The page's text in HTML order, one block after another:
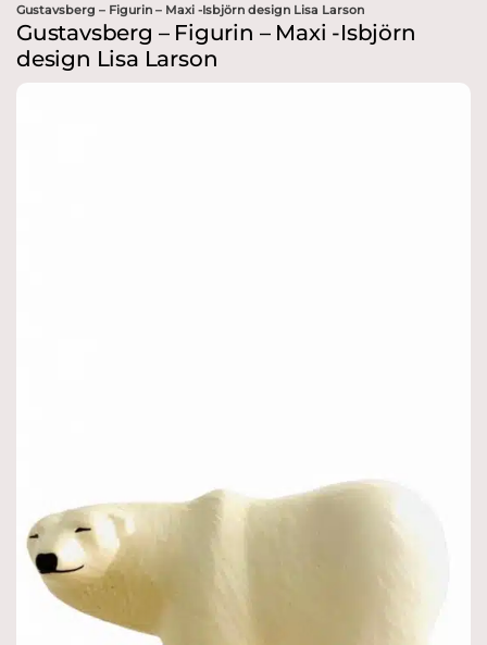
Gustavsberg – Figurin – Maxi -Isbjörn design Lisa Larson
Gustavsberg – Figurin – Maxi -Isbjörn
design Lisa Larson